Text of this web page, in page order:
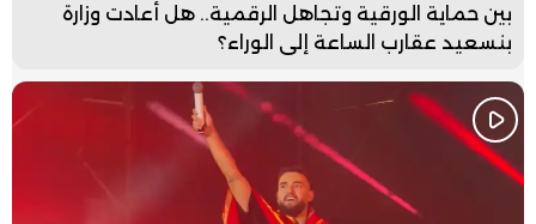
بين حماية الورقية وتجاهل الرقمية.. هل أعادت وزارة
بنسعيد عقارب الساعة إلى الوراء؟